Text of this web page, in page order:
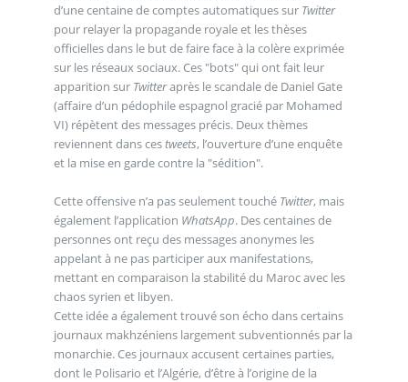
d’une centaine de comptes automatiques sur Twitter
pour relayer la propagande royale et les thèses
officielles dans le but de faire face à la colère exprimée
sur les réseaux sociaux. Ces "bots" qui ont fait leur
apparition sur Twitteraprès le scandale de Daniel Gate
(affaire d’un pédophile espagnol gracié par Mohamed
VI) répètent des messages précis. Deux thèmes
reviennent dans cestweets, l’ouverture d’une enquête
et la mise en garde contre la "sédition".
Cette offensive n’a pas seulement touché Twitter, mais
également l’application WhatsApp. Des centaines de
personnes ont reçu des messages anonymes les
appelant à ne pas participer aux manifestations,
mettant en comparaison la stabilité du Maroc avec les
chaos syrien et libyen.
Cette idée a également trouvé son écho dans certains
journaux makhzéniens largement subventionnés par la
monarchie. Ces journaux accusent certaines parties,
dont le Polisario et l’Algérie, d’être à l’origine de la